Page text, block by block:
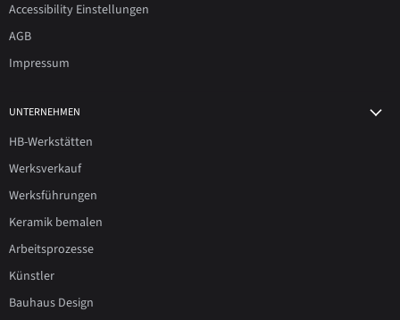
Accessibility Einstellungen
AGB
Impressum
UNTERNEHMEN
HB-Werkstätten
Werksverkauf
Werksführungen
Keramik bemalen
Arbeitsprozesse
Künstler
Bauhaus Design